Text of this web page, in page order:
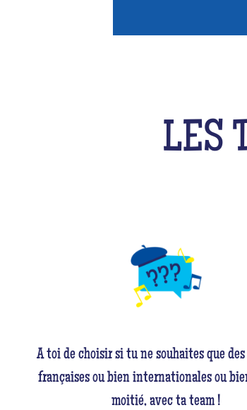
LES
A toi de choisir si tu ne souhaites que
françaises ou bien internationales ou
moitié, avec ta team !